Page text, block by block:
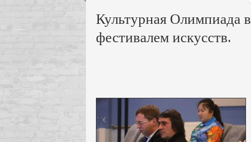
Культурная Олимпиада
фестивалем искусств.